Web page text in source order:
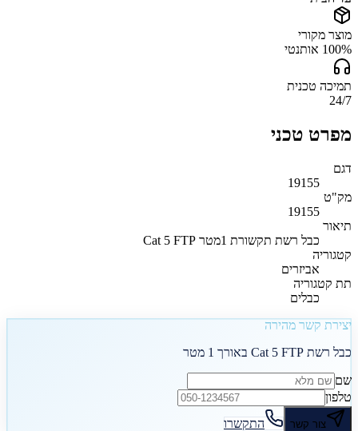
מוצר מקורי
100% אותנטי
תמיכה טכנית
24/7
מפרט טכני
דגם
19155
מק"ט
19155
תיאור
כבל רשת תקשורת 1מטר Cat 5 FTP
קטגוריה
אביזרים
תת קטגוריה
כבלים
יצירת קשר מהירה
כבל רשת Cat 5 FTP באורך 1 מטר
שם
טלפון
צור קשר התקשרו